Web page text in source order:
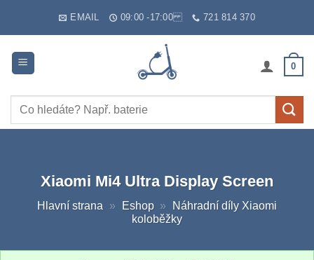
EMAIL 09:00 -17:00 721 814 370
0
Hledat:
Xiaomi Mi4 Ultra Display Screen
Hlavní strana » Eshop »
Náhradní díly Xiaomi
koloběžky